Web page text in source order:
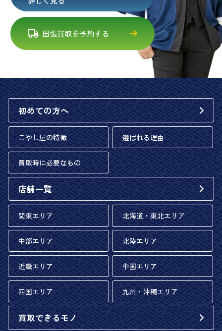
出張買取を予約する
初めての方へ
こやし屋の特徴 選ばれる理由
買取時に必要なもの
店舗一覧
関東エリア 北海道・東北エリア
中部エリア 北陸エリア
近畿エリア 中国エリア
四国エリア 九州・沖縄エリア
買取できるモノ